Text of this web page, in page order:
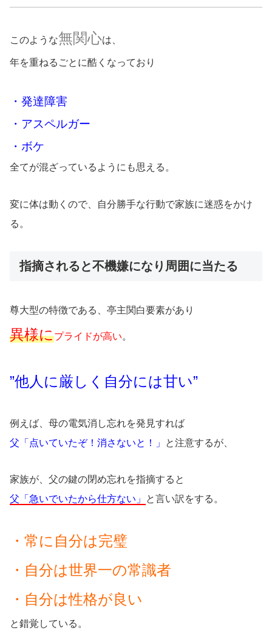
このような無関心は、
年を重ねるごとに酷くなっており
・発達障害
・アスペルガー
・ボケ
全てが混ざっているようにも思える。
変に体は動くので、自分勝手な行動で家族に迷惑をかけ
る。
指摘されると不機嫌になり周囲に当たる
尊大型の特徴である、亭主関白要素があり
異様にプライドが高い。
”他人に厳しく自分には甘い”
例えば、母の電気消し忘れを発見すれば
父「点いていたぞ！消さないと！」
と注意するが、
家族が、父の鍵の閉め忘れを指摘すると
父「急いでいたから仕方ない」
と言い訳をする。
・常に自分は完璧
・自分は世界一の常識者
・自分は性格が良い
と錯覚している。